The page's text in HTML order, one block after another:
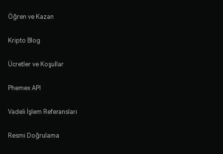
Öğren ve Kazan
Kripto Blog
Ücretler ve Koşullar
Phemex API
Vadeli İşlem Referansları
Resmi Doğrulama